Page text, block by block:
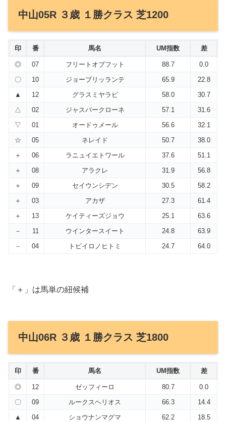
中山05R ３歳 １勝クラス 芝1200
印 番 馬名 UM指数 差
◎ 07 フリートオブフット 88.7
0.0
〇
10 ジョーブリッランテ 65.9
22.8
▲
12 グラスミヤラビ 58.0
30.7
△
02 ジャスパークローネ 57.1
31.6
▽
01 オードゥメール 56.6
32.1
☆
05 ネレイド 50.7
38.0
＋
06 ラニュイエトワール 37.6
51.1
＋
08 アラクレ 31.9
56.8
＋
09 セイウンシデン 30.5
58.2
＋
03 アカザ 27.3
61.4
＋
13 ケイティーズジョウ 25.1
63.6
－
11 ウインタースイート 24.8
63.9
－
04 トビイロノヒトミ 24.7 64.0
「＋」は馬単の紐候補
中山06R ３歳 １勝クラス 芝1800
印 番 馬名 UM指数 差
◎ 12 ゼッフィーロ 80.7
0.0
〇
09 ルークスヘリオス 66.3
14.4
▲
04 ショウナンマグマ 62.2
18.5